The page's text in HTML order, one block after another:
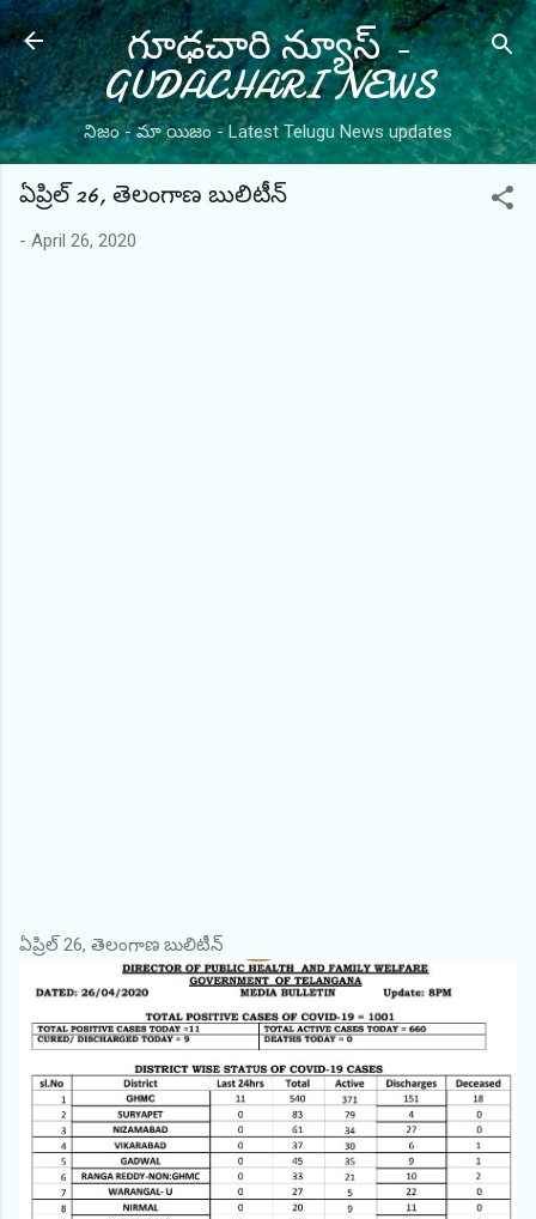
Skip to main content
గూఢచారి న్యూస్ -
GUDACHARI NEWS
నిజం - మా యిజం - Latest Telugu News updates
ఏప్రిల్ 26, తెలంగాణ బులిటీన్
- April 26, 2020
ఏప్రిల్ 26, తెలంగాణ బులిటీన్